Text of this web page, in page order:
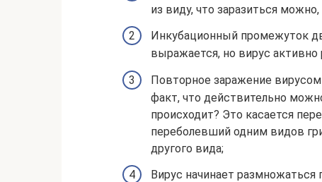
из виду, что заразиться
Инкубационный промежуток
выражается, но вирус
Повторное заражение
факт, что действительно
происходит? Это касается
переболевший одним видов
другого вида;
Вирус начинает размножаться